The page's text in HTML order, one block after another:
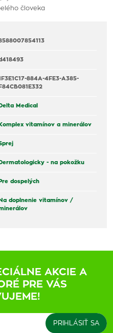
človeka
884A-4FE3-A385-
F84CB081E332
Delta Medical
Komplex vitamínov a minerálov
Dermatologicky - na pokožku
Pre dospelých
Na doplnenie vitamínov /
AKCIE A
PRE VÁS